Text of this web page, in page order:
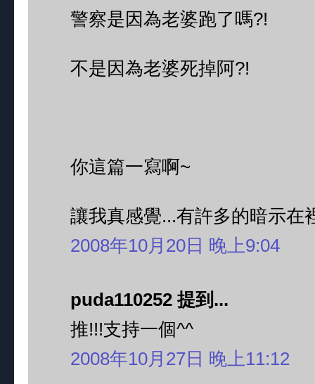
警察是因為老婆跑了嗎?!
不是因為老婆死掉阿?!
你這篇一寫啊~
讓我真感覺...有許多的暗示在
2008年10月20日 晚上9:04
puda110252 提到...
推!!!支持一個^^
2008年10月27日 晚上11:12